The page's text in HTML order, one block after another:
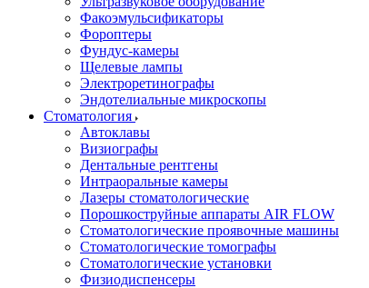
Факоэмульсификаторы
Фороптеры
Фундус-камеры
Щелевые лампы
Электроретинографы
Эндотелиальные микроскопы
Стоматология
Автоклавы
Визиографы
Дентальные рентгены
Интраоральные камеры
Лазеры стоматологические
Порошкоструйные аппараты AIR FLOW
Стоматологические проявочные машины
Стоматологические томографы
Стоматологические установки
Физиодиспенсеры